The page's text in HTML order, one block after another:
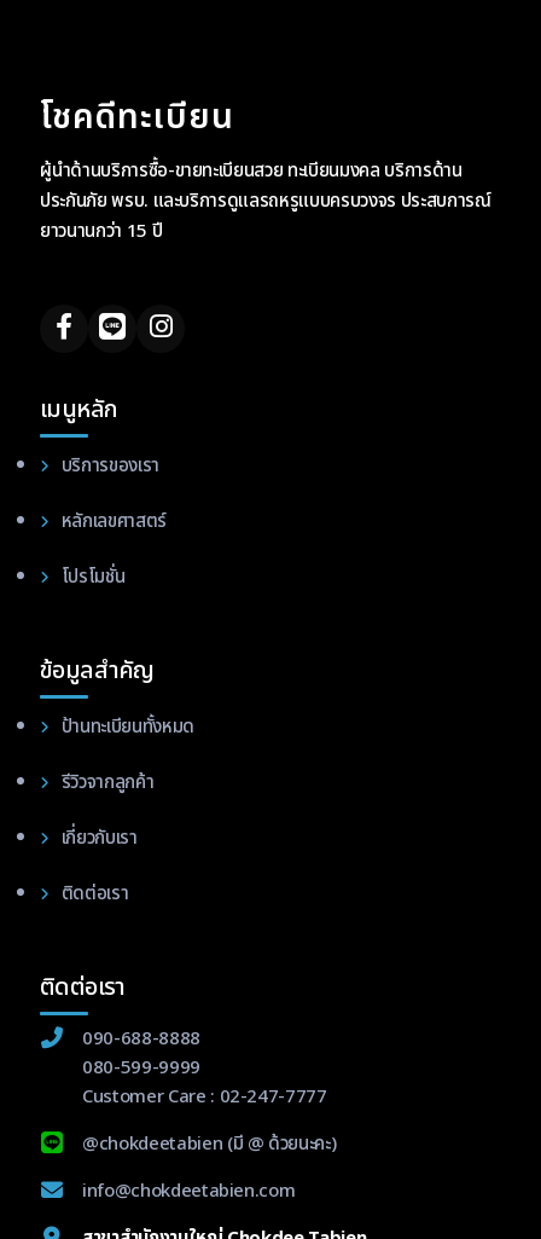
โชคดีทะเบียน
ผู้นำด้านบริการซื้อ-ขายทะเบียนสวย ทะเบียนมงคล บริการด้าน
ประกันภัย พรบ. และบริการดูแลรถหรูแบบครบวงจร ประสบการณ์
ยาวนานกว่า 15 ปี
เมนูหลัก
บริการของเรา
หลักเลขศาสตร์
โปรโมชั่น
ข้อมูลสำคัญ
ป้านทะเบียนทั้งหมด
รีวิวจากลูกค้า
เกี่ยวกับเรา
ติดต่อเรา
ติดต่อเรา
090-688-8888
080-599-9999
Customer Care : 02-247-7777
@chokdeetabien (มี @ ด้วยนะคะ)
info@chokdeetabien.com